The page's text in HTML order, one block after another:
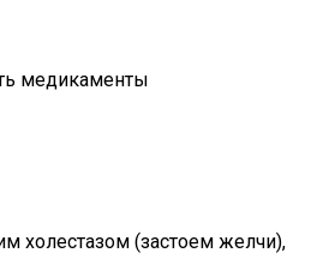
медикаменты
холестазом (застоем желчи),